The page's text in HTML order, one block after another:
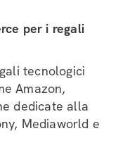
per i regali
tecnologici
Amazon,
dedicate alla
Mediaworld e